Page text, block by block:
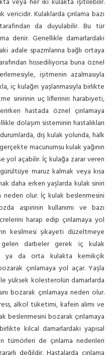
vericidir. Kulaklarda çınlama bazı
da duyulabilir. Bu tür
denir. Genellikle damarlardaki
adale spazmlarına bağlı ortaya
hissediliyorsa buna öznel
işitmenin azalmasıyla
iç kulağın yaşlanmasıyla birlikte
sinirinin uç liflerinin harabiyeti,
hastada öznel çınlamaya
dolaşım sisteminin hastalıkları
dış kulak yolunda, halk
macunumsu kulak yağının
yol açabilir. İç kulağa zarar veren
maruz kalmak veya kısa
daha erken yaşlarda kulak siniri
neden olur. İç kulak beslenmesini
aspirinin kullanımı ve bazı
harap edip çınlamaya yol
kesilmesi şikayeti düzeltmeye
darbeler gerek iç kulak
ya da orta kulakta kemikçik
çınlamaya yol açar. Yaşla
yüksek kolesterolün damarlarda
bozarak çınlamaya neden olur.
alkol tüketimi, kafein alımı ve
beslenmesini bozarak çınlamaya
kılcal damarlardaki yapısal
tümörleri de çınlama nedenleri